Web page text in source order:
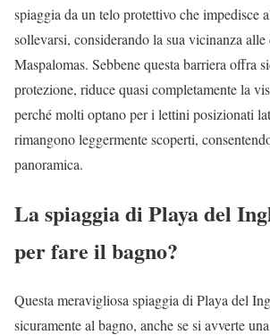
spiaggia da un telo protettivo che impedisce
sollevarsi, considerando la sua vicinanza alle
Maspalomas. Sebbene questa barriera offra
protezione, riduce quasi completamente la
perché molti optano per i lettini posizionati
rimangono leggermente scoperti,
panoramica.
La spiaggia di Playa del
per fare il bagno?
Questa meravigliosa spiaggia di Playa del
sicuramente al bagno, anche se si avverte